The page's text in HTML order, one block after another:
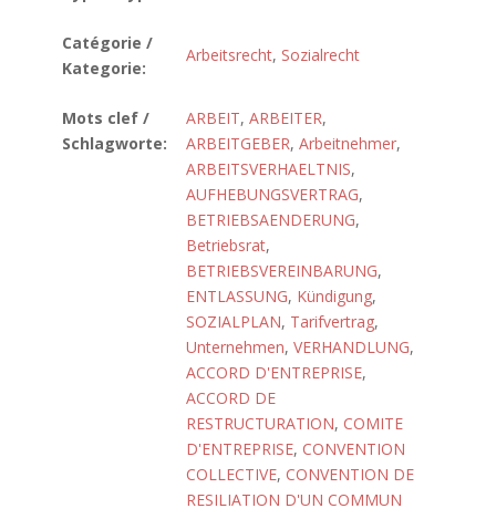
Catégorie /
Kategorie:
Arbeitsrecht, Sozialrecht
Mots clef /
Schlagworte:
ARBEIT, ARBEITER,
ARBEITGEBER, Arbeitnehmer,
ARBEITSVERHAELTNIS,
AUFHEBUNGSVERTRAG,
BETRIEBSAENDERUNG,
Betriebsrat,
BETRIEBSVEREINBARUNG,
ENTLASSUNG, Kündigung,
SOZIALPLAN, Tarifvertrag,
Unternehmen, VERHANDLUNG,
ACCORD D'ENTREPRISE,
ACCORD DE
RESTRUCTURATION, COMITE
D'ENTREPRISE, CONVENTION
COLLECTIVE, CONVENTION DE
RESILIATION D'UN COMMUN